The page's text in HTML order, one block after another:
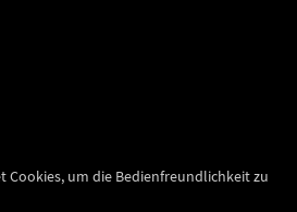
Cookies, um die Bedienfreundlichkeit zu